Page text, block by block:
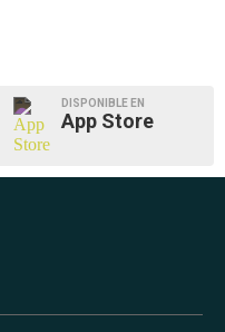
DISPONIBLE EN
App Store